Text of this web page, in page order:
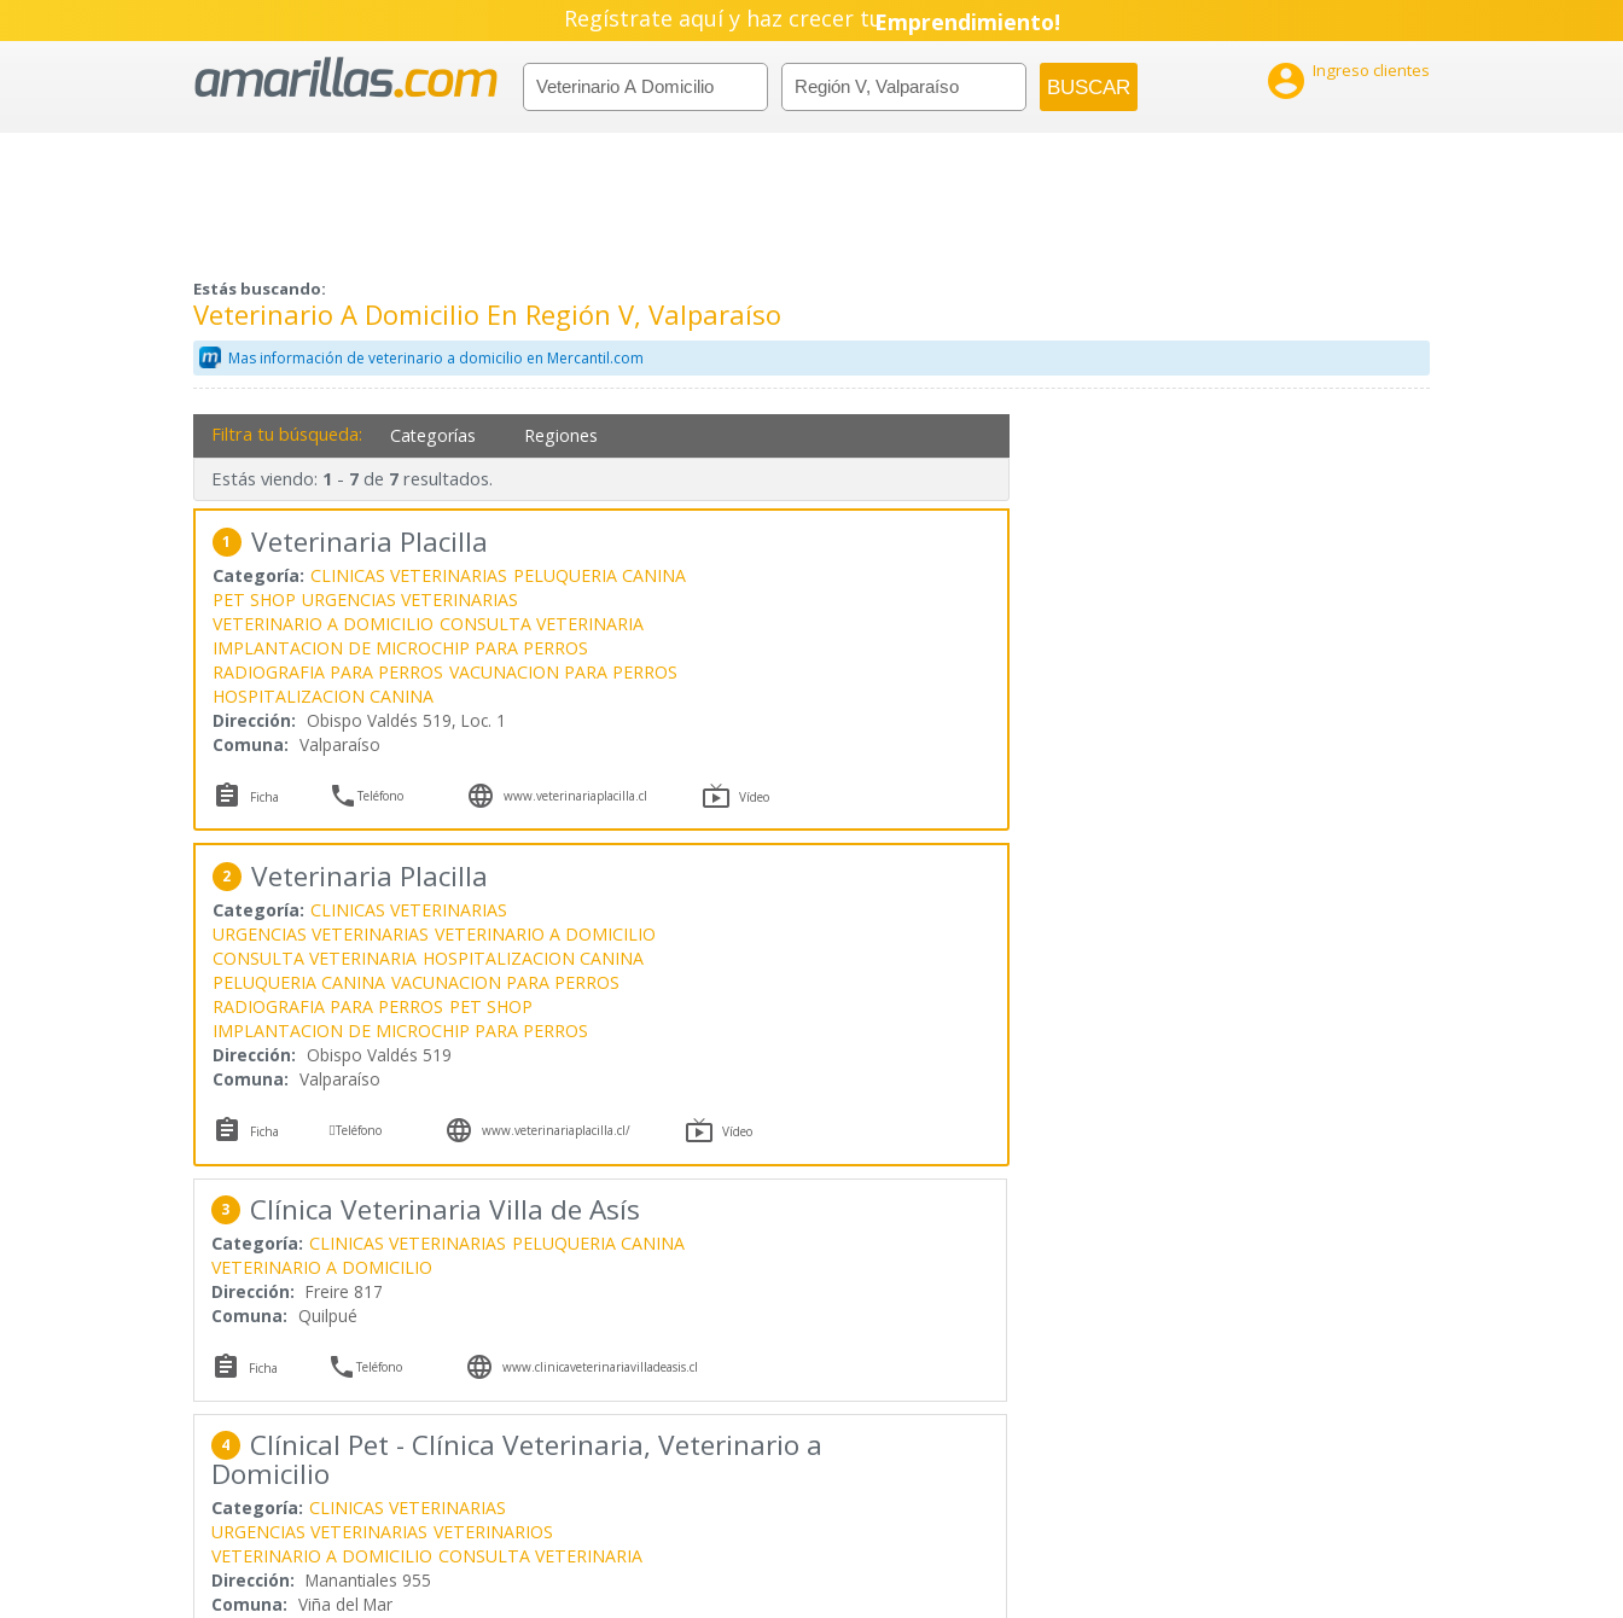
Regístrate aquí y haz crecer tuEmprendimiento!
 Ingreso clientes
Estás buscando:
Veterinario A Domicilio En Región V, Valparaíso
Mas información de veterinario a domicilio en Mercantil.com
Filtra tu búsqueda: Categorías Regiones
Estás viendo: 1 - 7de 7resultados.
1 Veterinaria Placilla
Categoría: CLINICAS VETERINARIAS PELUQUERIA CANINA
PET SHOP URGENCIAS VETERINARIAS
VETERINARIO A DOMICILIO CONSULTA VETERINARIA
IMPLANTACION DE MICROCHIP PARA PERROS
RADIOGRAFIA PARA PERROS VACUNACION PARA PERROS
HOSPITALIZACION CANINA
Dirección: Obispo Valdés 519, Loc. 1
Comuna: Valparaíso
 Ficha Teléfono  www.veterinariaplacilla.cl  Vídeo
2 Veterinaria Placilla
Categoría: CLINICAS VETERINARIAS
URGENCIAS VETERINARIAS VETERINARIO A DOMICILIO
CONSULTA VETERINARIA HOSPITALIZACION CANINA
PELUQUERIA CANINA VACUNACION PARA PERROS
RADIOGRAFIA PARA PERROS PET SHOP
IMPLANTACION DE MICROCHIP PARA PERROS
Dirección: Obispo Valdés 519
Comuna: Valparaíso
 Ficha Teléfono  www.veterinariaplacilla.cl/  Vídeo
3 Clínica Veterinaria Villa de Asís
Categoría: CLINICAS VETERINARIAS PELUQUERIA CANINA
VETERINARIO A DOMICILIO
Dirección: Freire 817
Comuna: Quilpué
 Ficha Teléfono  www.clinicaveterinariavilladeasis.cl
4 Clínical Pet - Clínica Veterinaria, Veterinario a
Domicilio
Categoría: CLINICAS VETERINARIAS
URGENCIAS VETERINARIAS VETERINARIOS
VETERINARIO A DOMICILIO CONSULTA VETERINARIA
Dirección: Manantiales 955
Comuna: Viña del Mar